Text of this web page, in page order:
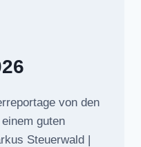
von den
guten
Steuerwald |